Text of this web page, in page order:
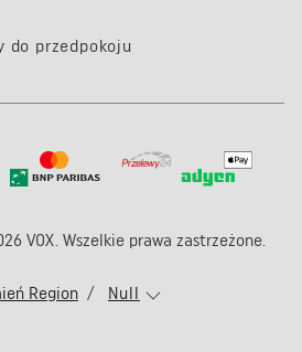
do przedpokoju
VOX. Wszelkie prawa zastrzeżone.
Region / Null